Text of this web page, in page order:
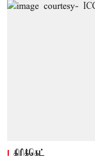
கிரிக்கெட்